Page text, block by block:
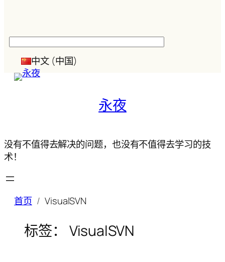
中文 (中国)
永夜
没有不值得去解决的问题，也没有不值得去学习的技
术！
首页 VisualSVN
标签： VisualSVN